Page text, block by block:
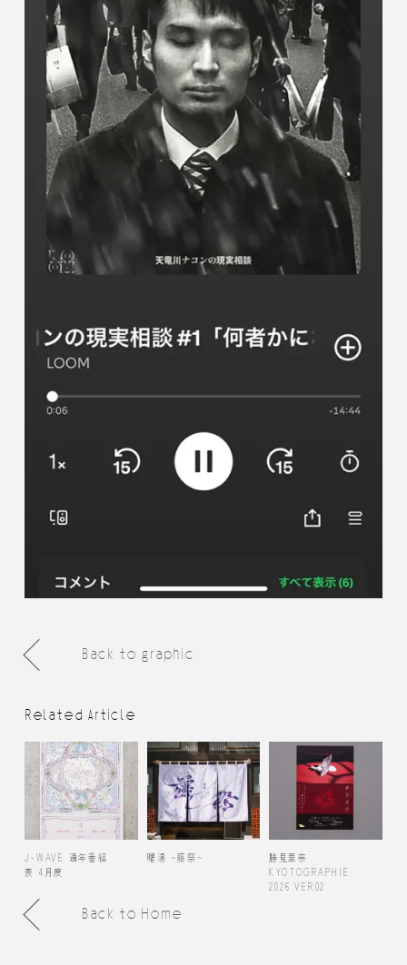
Back to graphic
Related Article
J-WAVE 通年番組
表 4月度
曙湯 ~藤祭~
勝見里奈
KYOTOGRAPHIE
2026 VER02
Back to Home